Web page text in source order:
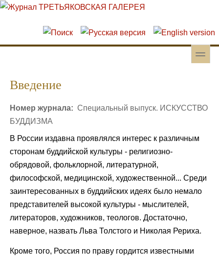
Перейти к основному содержанию
Skip to search
toggle
Введение
Номер журнала: Специальный выпуск. ИСКУССТВО
БУДДИЗМА
В России издавна проявлялся интерес к различным
сторонам буддийской культуры - религиозно-
обрядовой, фольклорной, литературной,
философской, медицинской, художественной... Среди
заинтересованных в буддийских идеях было немало
представителей высокой культуры - мыслителей,
литераторов, художников, теологов. Достаточно,
наверное, назвать Льва Толстого и Николая Рериха.
Кроме того, Россия по праву гордится известными